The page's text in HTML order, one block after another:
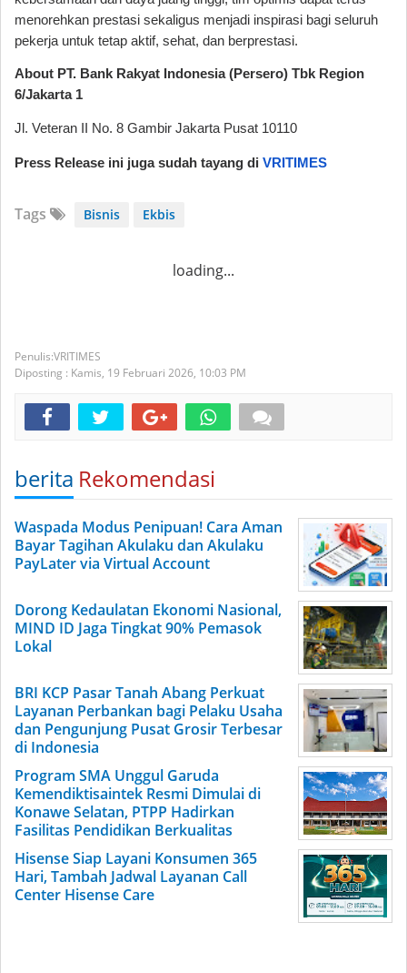
menorehkan prestasi sekaligus menjadi inspirasi bagi seluruh
pekerja untuk tetap aktif, sehat, dan berprestasi.
About PT. Bank Rakyat Indonesia (Persero) Tbk Region
6/Jakarta 1
Jl. Veteran II No. 8 Gambir Jakarta Pusat 10110
Press Release ini juga sudah tayang di VRITIMES
Tags Bisnis Ekbis
loading...
VRITIMES
Diposting : Kamis, 19 Februari 2026, 10:03 PM
berita Rekomendasi
Waspada Modus Penipuan! Cara Aman
Bayar Tagihan Akulaku dan Akulaku
PayLater via Virtual Account
Dorong Kedaulatan Ekonomi Nasional,
MIND ID Jaga Tingkat 90% Pemasok
Lokal
BRI KCP Pasar Tanah Abang Perkuat
Layanan Perbankan bagi Pelaku Usaha
dan Pengunjung Pusat Grosir Terbesar
di Indonesia
Program SMA Unggul Garuda
Kemendiktisaintek Resmi Dimulai di
Konawe Selatan, PTPP Hadirkan
Fasilitas Pendidikan Berkualitas
Hisense Siap Layani Konsumen 365
Hari, Tambah Jadwal Layanan Call
Center Hisense Care